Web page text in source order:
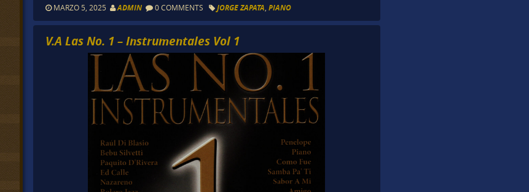
MARZO 5, 2025 ADMIN 0 COMMENTS JORGE ZAPATA ,PIANO
V.A Las No. 1 – Instrumentales Vol 1